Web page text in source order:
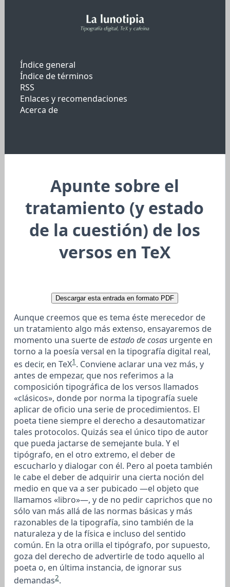
Índice general
Índice de términos
RSS
Enlaces y recomendaciones
Acerca de
Apunte sobre el
tratamiento (y estado
de la cuestión) de los
versos en TeX
Descargar esta entrada en formato PDF
Aunque creemos que es tema éste merecedor de
un tratamiento algo más extenso, ensayaremos de
momento una suerte deestado de cosasurgente en
torno a la poesía versal en la tipografía digital real,
es decir, en TeX1. Conviene aclarar una vez más, y
antes de empezar, que nos referimos a la
composición tipográfica de los versos llamados
«clásicos», donde por norma la tipografía suele
aplicar de oficio una serie de procedimientos. El
poeta tiene siempre el derecho a desautomatizar
tales protocolos. Quizás sea el único tipo de autor
que pueda jactarse de semejante bula. Y el
tipógrafo, en el otro extremo, el deber de
escucharlo y dialogar con él. Pero al poeta también
le cabe el deber de adquirir una cierta noción del
medio en que va a ser pubicado —el objeto que
llamamos «libro»—, y de no pedir caprichos que no
sólo van más allá de las normas básicas y más
razonables de la tipografía, sino también de la
naturaleza y de la física e incluso del sentido
común. En la otra orilla el tipógrafo, por supuesto,
goza del derecho de advertirle de todo aquello al
poeta o, en última instancia, de ignorar sus
demandas2.